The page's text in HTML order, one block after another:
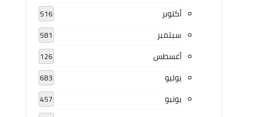
أكتوبر 516
سبتمبر 581
أغسطس 126
يوليو 683
يونيو 457